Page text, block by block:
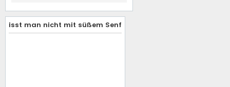
isst man nicht mit süßem Senf